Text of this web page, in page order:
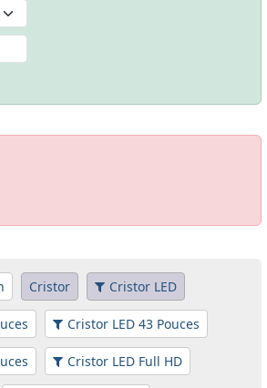
Cristor Cristor LED
Cristor LED 43 Pouces
Cristor LED Full HD